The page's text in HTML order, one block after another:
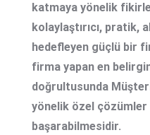
katmaya yönelik
kolaylaştırıcı,
hedefleyen güçlü bir
firma yapan en
doğrultusunda
yönelik özel
başarabilmesidir.